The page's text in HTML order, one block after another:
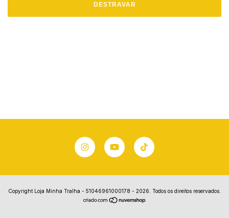
DESTRAVAR
Copyright Loja Minha Tralha - 51046961000178 - 2026. Todos os direitos reservados.